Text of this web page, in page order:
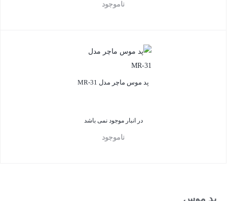
ناموجود
پد موس ماچر مدل MR-31
در انبار موجود نمی باشد
ناموجود
پد موس